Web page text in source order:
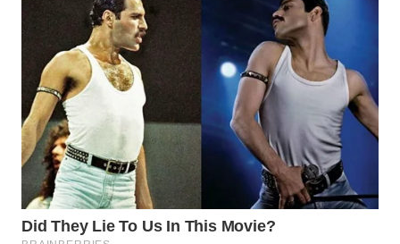
KARO
WN
SIMALUNGUN
WN
LABUHANBATU
WN